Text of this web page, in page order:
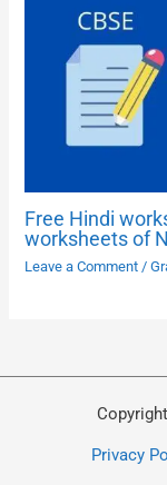
Free Hindi
worksheets of
Leave a Comment /
Privacy